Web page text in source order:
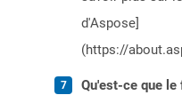
d'Aspose]
(https://
Qu'est-ce que le